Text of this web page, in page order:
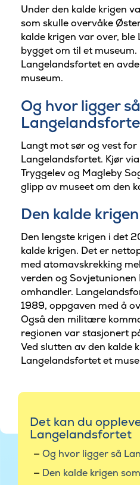
Under den kalde krigen
som skulle overvåke
kalde krigen var over,
bygget om til et museum.
Langelandsfortet en
museum.
Og hvor ligger så
Langt mot sør og vest
Langelandsfortet. Kjør
Tryggelev og Magleby
glipp av museet om den
Den kalde
Den lengste krigen i det
kalde krigen. Det er
med atomavskrekking
verden og
omhandler.
1989, oppgaven med å
Også den militære
regionen var stasjonert
Ved slutten av den kalde
Langelandsfortet et
Det kan du
Langelandsfortet
Og hvor ligger så
Den kalde krigen